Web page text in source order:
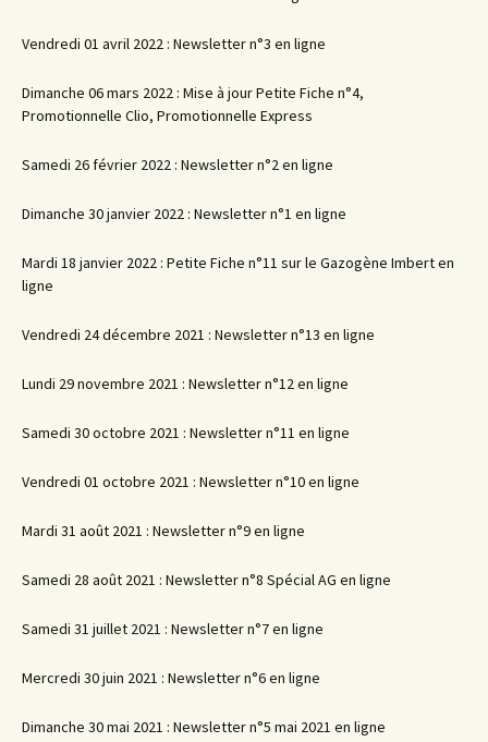
Vendredi 01 avril 2022 : Newsletter n°3 en ligne
Dimanche 06 mars 2022 : Mise à jour Petite Fiche n°4,
Promotionnelle Clio, Promotionnelle Express
Samedi 26 février 2022 : Newsletter n°2 en ligne
Dimanche 30 janvier 2022 : Newsletter n°1 en ligne
Mardi 18 janvier 2022 : Petite Fiche n°11 sur le Gazogène Imbert en
ligne
Vendredi 24 décembre 2021 : Newsletter n°13 en ligne
Lundi 29 novembre 2021 : Newsletter n°12 en ligne
Samedi 30 octobre 2021 : Newsletter n°11 en ligne
Vendredi 01 octobre 2021 : Newsletter n°10 en ligne
Mardi 31 août 2021 : Newsletter n°9 en ligne
Samedi 28 août 2021 : Newsletter n°8 Spécial AG en ligne
Samedi 31 juillet 2021 : Newsletter n°7 en ligne
Mercredi 30 juin 2021 : Newsletter n°6 en ligne
Dimanche 30 mai 2021 : Newsletter n°5 mai 2021 en ligne